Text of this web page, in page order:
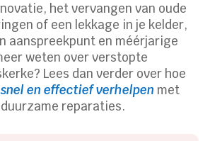
het vervangen van oude
of een lekkage in je kelder,
aanspreekpunt en méérjarige
weten over verstopte
Lees dan verder over hoe
en effectief verhelpen met
reparaties.